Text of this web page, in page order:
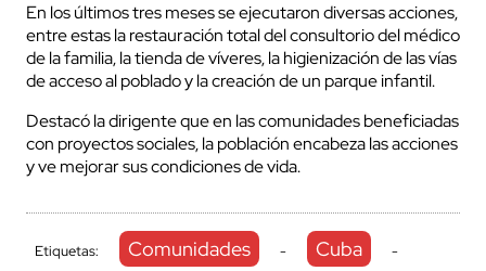
En los últimos tres meses se ejecutaron diversas acciones,
entre estas la restauración total del consultorio del médico
de la familia, la tienda de víveres, la higienización de las vías
de acceso al poblado y la creación de un parque infantil.
Destacó la dirigente que en las comunidades beneficiadas
con proyectos sociales, la población encabeza las acciones
y ve mejorar sus condiciones de vida.
Etiquetas: Comunidades - Cuba -